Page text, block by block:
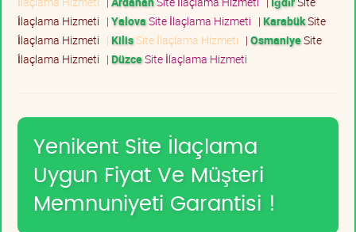
İlaçlama Hizmeti | YalovaSite İlaçlama Hizmeti | KarabükSite
İlaçlama Hizmeti | KilisSite İlaçlama Hizmeti | OsmaniyeSite
İlaçlama Hizmeti | DüzceSite İlaçlama Hizmeti
Yenikent Site İlaçlama
Uygun Fiyat Ve Müşteri
Memnuniyeti Garantisi !